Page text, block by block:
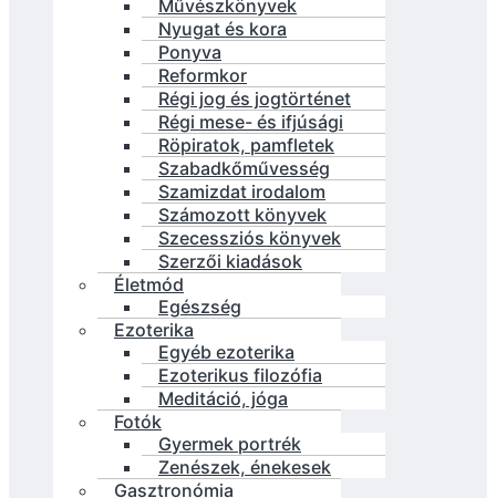
Művészkönyvek
Nyugat és kora
Ponyva
Reformkor
Régi jog és jogtörténet
Régi mese- és ifjúsági
Röpiratok, pamfletek
Szabadkőművesség
Szamizdat irodalom
Számozott könyvek
Szecessziós könyvek
Szerzői kiadások
Életmód
Egészség
Ezoterika
Egyéb ezoterika
Ezoterikus filozófia
Meditáció, jóga
Fotók
Gyermek portrék
Zenészek, énekesek
Gasztronómia